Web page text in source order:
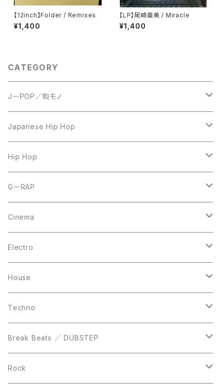
【12inch】Folder / Remixes
¥1,400
【LP】尾崎亜美 / Miracle
¥1,400
CATEGORY
JーPOP／和モノ
LP
7inch
CD
12inch
10inch
Casette Tape
Japanese Hip Hop
12inch
LP
Hip Hop
LP
12inch
CD
GーRAP
12inch
LP
Cinema
LP
12inch
DVD
Electro
12inch
LP
House
LP
12inch
10inch
Techno
12inch
LP
Break Beats ／ DUBSTEP
12inch
Rock